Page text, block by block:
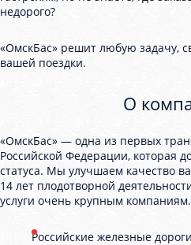
недорого?
«ОмскБас» решит любую задачу,
вашей поездки.
О
«ОмскБас» — одна из первых
Российской Федерации, которая
статуса. Мы улучшаем качество
14 лет плодотворной
услуги очень крупным
Российские железные